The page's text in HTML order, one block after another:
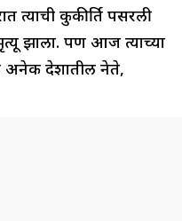
त्याची कुकीर्ति पसरली
झाला. पण आज त्याच्या
अनेक देशातील नेते,